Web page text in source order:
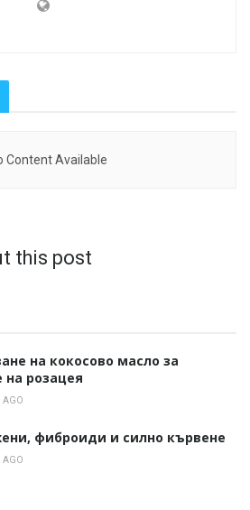
Content Available
this post
на кокосово масло за
на розацея
фиброиди и силно кървене